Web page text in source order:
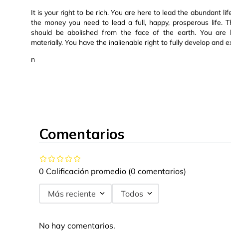
It is your right to be rich. You are here to lead the abundant
the money you need to lead a full, happy, prosperous life.
should be abolished from the face of the earth. You are
materially. You have the inalienable right to fully develop and
n
Comentarios
0 Calificación promedio (0 comentarios)
Más reciente Todos
No hay comentarios.